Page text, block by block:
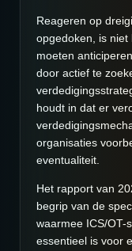
Reageren op
opgedoken, is
moeten
door actief te
houdt in dat er
organisaties
eventualiteit.
Het rapport van
begrip van de
waarmee ICS/OT-
essentieel is voor